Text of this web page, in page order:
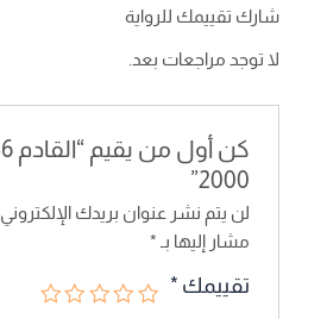
شارك تقييمك للرواية
لا توجد مراجعات بعد.
2000”
لن يتم نشر عنوان بريدك الإلكتروني.
مشار إليها بـ *
تقييمك *